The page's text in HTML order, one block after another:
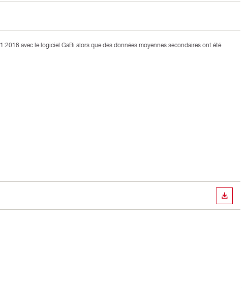
avec le logiciel GaBi alors que des données moyennes secondaires ont été